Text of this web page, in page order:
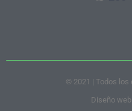
© 2021 | Todos los
Diseño web: